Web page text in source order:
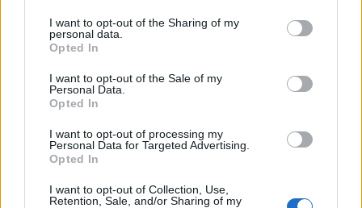
I want to opt-out of the Sharing of my
personal data.
Opted In
I want to opt-out of the Sale of my
Personal Data.
Opted In
I want to opt-out of processing my
Personal Data for Targeted Advertising.
Opted In
I want to opt-out of Collection, Use,
Retention, Sale, and/or Sharing of my
Sondaj
Ce partid ați vota dacă alegerile parlamentare ar avea
loc duminica viitoare?
USR